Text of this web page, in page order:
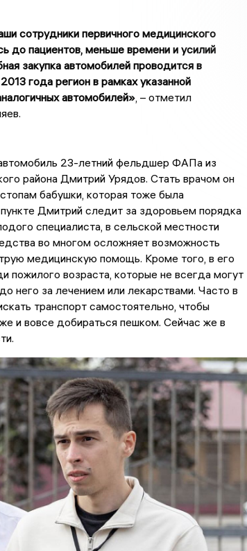
сотрудники первичного медицинского
до пациентов, меньше времени и усилий
закупка автомобилей проводится в
года регион в рамках указанной
автомобилей», – отметил
23-летний фельдшер ФАПа из
района Дмитрий Урядов. Стать врачом он
бабушки, которая тоже была
Дмитрий следит за здоровьем порядка
специалиста, в сельской местности
во многом осложняет возможность
медицинскую помощь. Кроме того, в его
пожилого возраста, которые не всегда могут
него за лечением или лекарствами. Часто в
транспорт самостоятельно, чтобы
и вовсе добираться пешком. Сейчас же в